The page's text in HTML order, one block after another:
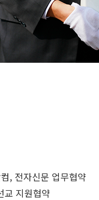
, 전자신문 업무협약
교 지원협약